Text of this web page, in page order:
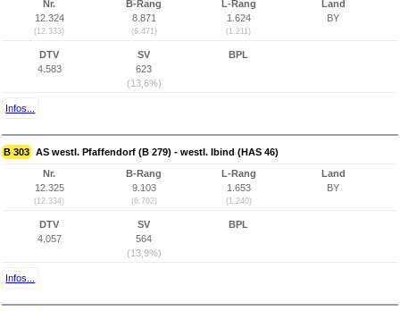
Nr.
12.324
(12.333)
B-Rang
8.871
(6.471)
L-Rang
1.624
(1.211)
Land
BY
DTV
4.583
SV
623
(13,6%)
BPL
Infos...
B 303 AS westl. Pfaffendorf (B 279) - westl. Ibind (HAS 46)
Nr.
12.325
(12.334)
B-Rang
9.103
(6.702)
L-Rang
1.653
(1.240)
Land
BY
DTV
4.057
SV
564
(13,9%)
BPL
Infos...